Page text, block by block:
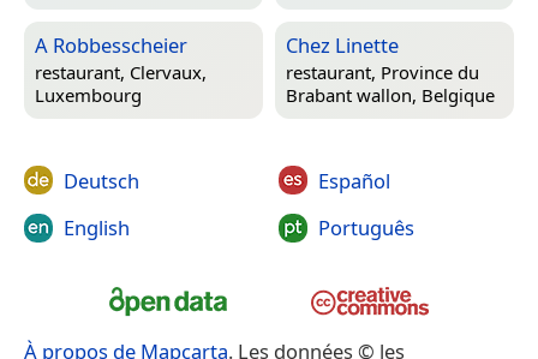
A Robbesscheier
restaurant, Clervaux,
Luxembourg
Chez Linette
restaurant, Province du
Brabant wallon, Belgique
Deutsch
English
Español
Português
À propos de Mapcarta. Les données © les